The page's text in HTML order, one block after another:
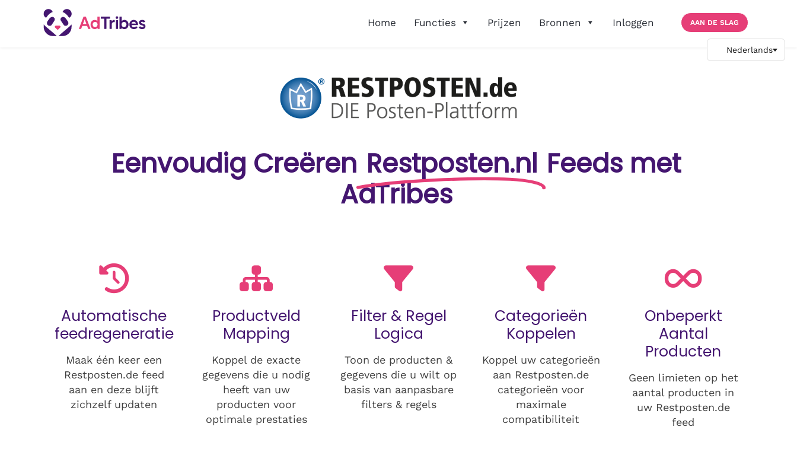
Home Functies Prijzen Bronnen Inloggen AAN DE SLAG
Eenvoudig Creëren Restposten.nl Feeds met
AdTribes
Automatische
feedregeneratie
Maak één keer een
Restposten.de feed
aan en deze blijft
zichzelf updaten
Productveld
Mapping
Koppel de exacte
gegevens die u nodig
heeft van uw
producten voor
optimale prestaties
Filter & Regel
Logica
Toon de producten &
gegevens die u wilt op
basis van aanpasbare
filters & regels
Categorieën
Koppelen
Koppel uw categorieën
aan Restposten.de
categorieën voor
maximale
compatibiliteit
Onbeperkt
Aantal
Producten
Geen limieten op het
aantal producten in
uw Restposten.de
feed